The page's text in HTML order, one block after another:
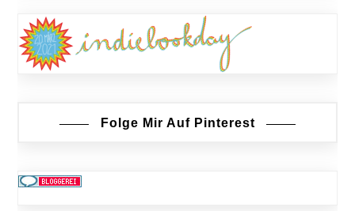
Folge Mir Auf Pinterest